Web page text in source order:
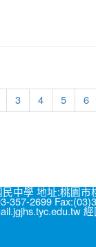
3 4 5 6
中學 地址:桃園市
357-2699